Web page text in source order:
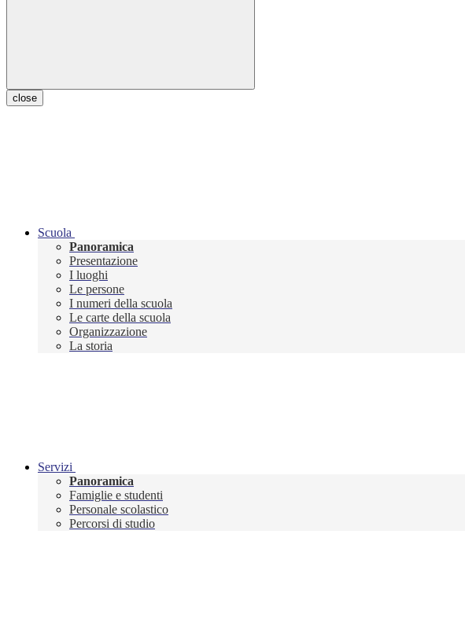
close
Scuola
Panoramica
Presentazione
I luoghi
Le persone
I numeri della scuola
Le carte della scuola
Organizzazione
La storia
Servizi
Panoramica
Famiglie e studenti
Personale scolastico
Percorsi di studio